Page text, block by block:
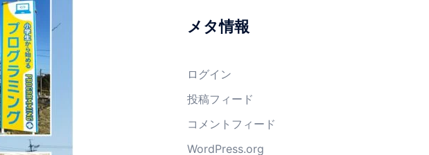
メタ情報
ログイン
投稿フィード
コメントフィード
WordPress.org